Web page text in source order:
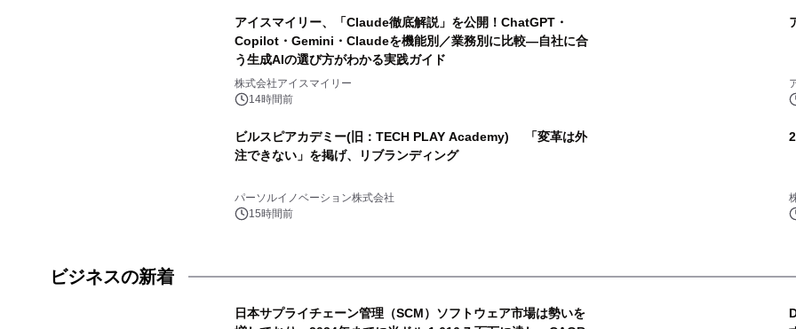
アイスマイリー、「Claude徹底解説」を公開！ChatGPT・
Copilot・Gemini・Claudeを機能別／業務別に比較―自社に合
う生成AIの選び方がわかる実践ガイド
株式会社アイスマイリー
14時間前
ビルスピアカデミー(旧：TECH PLAY Academy) 「変革は外
注できない」を掲げ、リブランディング
パーソルイノベーション株式会社
15時間前
ビジネスの新着
日本サプライチェーン管理（SCM）ソフトウェア市場は勢いを